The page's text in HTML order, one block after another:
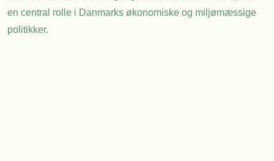
en central rolle i Danmarks økonomiske og miljømæssige
politikker.